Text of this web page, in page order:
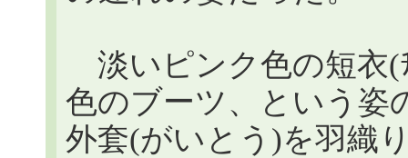
淡いピンク色の短衣(
色のブーツ、という姿
外套(がいとう)を羽織